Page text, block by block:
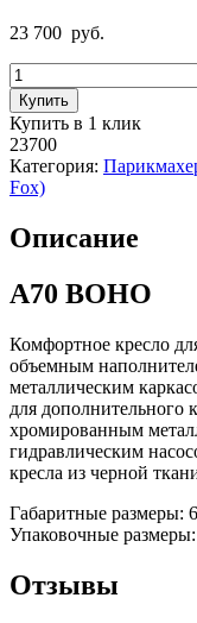
23 700 руб.
Количество
товара
ПАРИКМАХЕРСКОЕ
КРЕСЛО
A70
BOHO
Купить
Купить в 1 клик
23700
Категория:
Fox)
Описание
A70 BOHO
Комфортное кресло
объемным
металлическим
для дополнительного
хромированным
гидравлическим
кресла из черной
Габаритные размеры:
Упаковочные
Отзывы